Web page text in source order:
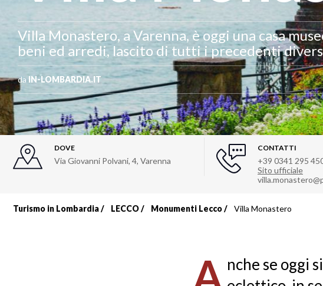
Villa Monastero, a Varenna, è oggi una casa
beni ed arredi, lascito di tutti i precedenti
da IN-LOMBARDIA.IT
DOVE
Via Giovanni Polvani, 4, Varenna
CONTATTI
+39 0341 295
Sito ufficiale
Turismo in Lombardia LECCO Monumenti Lecco Villa Monastero
A nche se oggi